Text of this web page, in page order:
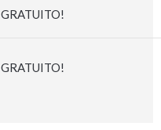
GRATUITO!
GRATUITO!